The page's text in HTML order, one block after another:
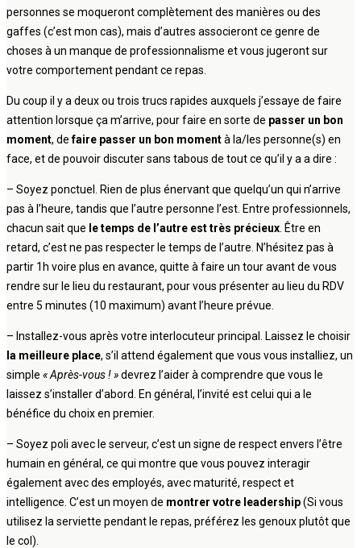
personnes se moqueront complètement des manières ou des
gaffes (c’est mon cas), mais d’autres associeront ce genre de
choses à un manque de professionnalisme et vous jugeront sur
votre comportement pendant ce repas.
Du coup il y a deux ou trois trucs rapides auxquels j’essaye de faire
attention lorsque ça m’arrive, pour faire en sorte de passer un bon
moment, defaire passer un bon momentà la/les personne(s) en
face, et de pouvoir discuter sans tabous de tout ce qu’il y a a dire :
– Soyez ponctuel. Rien de plus énervant que quelqu’un qui n’arrive
pas à l’heure, tandis que l’autre personne l’est. Entre professionnels,
chacun sait que le temps de l’autre est très précieux . Être en
retard, c’est ne pas respecter le temps de l’autre. N’hésitez pas à
partir 1h voire plus en avance, quitte à faire un tour avant de vous
rendre sur le lieu du restaurant, pour vous présenter au lieu du RDV
entre 5 minutes (10 maximum) avant l’heure prévue.
– Installez-vous après votre interlocuteur principal. Laissez le choisir
la meilleure place, s’il attend également que vous vous installiez, un
simple « Après-vous ! »devrez l’aider à comprendre que vous le
laissez s’installer d’abord. En général, l’invité est celui qui a le
bénéfice du choix en premier.
– Soyez poli avec le serveur, c’est un signe de respect envers l’être
humain en général, ce qui montre que vous pouvez interagir
également avec des employés, avec maturité, respect et
intelligence. C’est un moyen de montrer votre leadership(Si vous
utilisez la serviette pendant le repas, préférez les genoux plutôt que
le col).